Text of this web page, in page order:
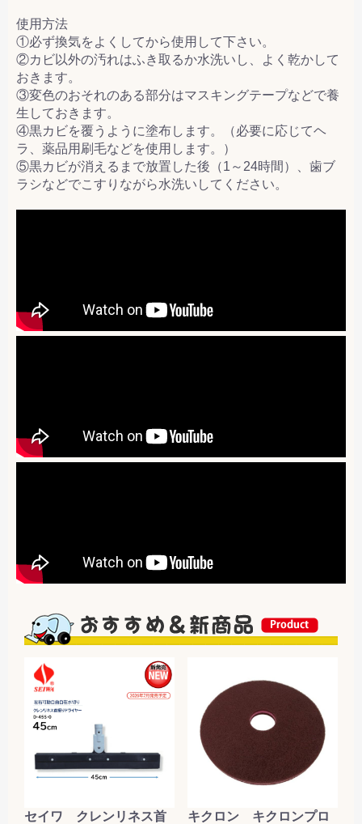
使用方法
①必ず換気をよくしてから使用して下さい。
②カビ以外の汚れはふき取るか水洗いし、よく乾かして
おきます。
③変色のおそれのある部分はマスキングテープなどで養
生しておきます。
④黒カビを覆うように塗布します。（必要に応じてヘ
ラ、薬品用刷毛などを使用します。）
⑤黒カビが消えるまで放置した後（1～24時間）、歯ブ
ラシなどでこすりながら水洗いしてください。
セイワ クレンリネス首
キクロン キクロンプロ